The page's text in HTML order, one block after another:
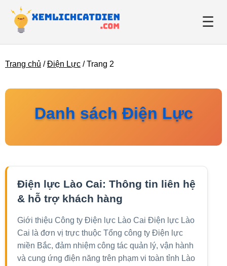
☰
Giới thiệu
Trang chủ /Điện Lực /Trang 2
Danh sách Điện Lực
Điện lực Lào Cai: Thông tin liên hệ
& hỗ trợ khách hàng
Giới thiệu Công ty Điện lực Lào Cai Điện lực Lào
Cai là đơn vị trực thuộc Tổng công ty Điện lực
miền Bắc, đảm nhiệm công tác quản lý, vận hành
và cung ứng điện năng trên phạm vi toàn tỉnh Lào